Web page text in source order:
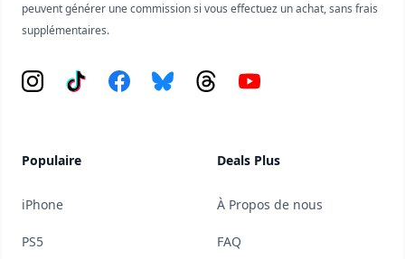
peuvent générer une commission si vous effectuez un achat, sans frais
supplémentaires.
Instagram
Tiktok FacebookBlueskyThreadsYouTube
Populaire
iPhone
PS5
Deals Plus
À Propos de nous
FAQ